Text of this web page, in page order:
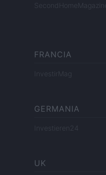
SecondHomeMagazine
FRANCIA
InvestirMag
GERMANIA
Investieren24
UK